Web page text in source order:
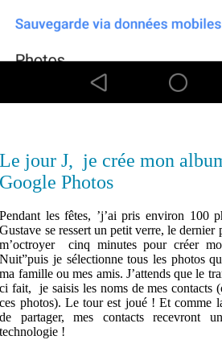
Le jour J, je crée mon
Google Photos
Pendant les fêtes, ’j’ai pris environ 100
Gustave se ressert un petit verre, le
m’octroyer cinq minutes pour créer
Nuit”puis je sélectionne tous les photos
ma famille ou mes amis. J’attends que le
ci fait, je saisis les noms de mes contacts
ces photos). Le tour est joué ! Et comme
de partager, mes contacts
technologie !